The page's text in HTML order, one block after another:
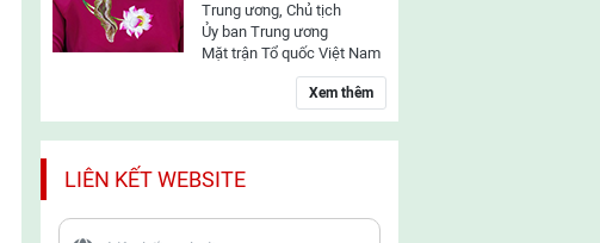
Trung ương, Chủ tịch
Ủy ban Trung ương
Mặt trận Tổ quốc Việt Nam
Xem thêm
LIÊN KẾT WEBSITE